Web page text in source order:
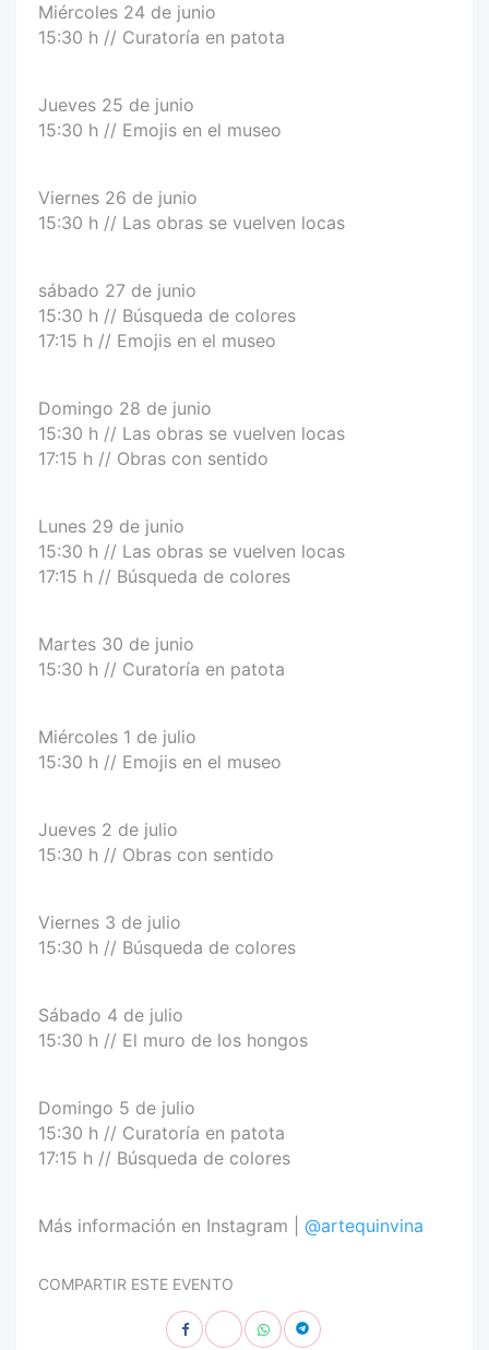
Miércoles 24 de junio
15:30 h // Curatoría en patota
Jueves 25 de junio
15:30 h // Emojis en el museo
Viernes 26 de junio
15:30 h // Las obras se vuelven locas
sábado 27 de junio
15:30 h // Búsqueda de colores
17:15 h // Emojis en el museo
Domingo 28 de junio
15:30 h // Las obras se vuelven locas
17:15 h // Obras con sentido
Lunes 29 de junio
15:30 h // Las obras se vuelven locas
17:15 h // Búsqueda de colores
Martes 30 de junio
15:30 h // Curatoría en patota
Miércoles 1 de julio
15:30 h // Emojis en el museo
Jueves 2 de julio
15:30 h // Obras con sentido
Viernes 3 de julio
15:30 h // Búsqueda de colores
Sábado 4 de julio
15:30 h // El muro de los hongos
Domingo 5 de julio
15:30 h // Curatoría en patota
17:15 h // Búsqueda de colores
Más información en Instagram | @artequinvina
COMPARTIR ESTE EVENTO